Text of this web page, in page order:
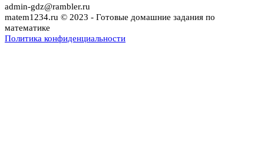
admin-gdz@rambler.ru
matem1234.ru © 2023 - Готовые домашние задания по
математике
Политика конфиденциальности